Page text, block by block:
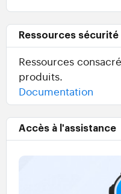
Ressources
Ressources
produits.
Documentation
Accès à l'assistance